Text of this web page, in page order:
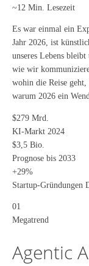
~12 Min. Lesezeit
Es war einmal ein
Jahr 2026, ist
unseres Lebens
wie wir
wohin die Reise
warum 2026 ein
$279 Mrd.
KI-Markt 2024
$3,5 Bio.
Prognose bis 2033
+29%
Startup-Gründungen
01
Megatrend
Agentic